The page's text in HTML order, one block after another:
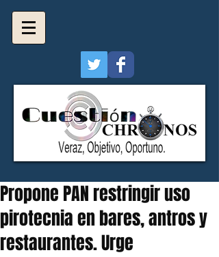
Propone PAN restringir uso
pirotecnia en bares, antros y
restaurantes. Urge